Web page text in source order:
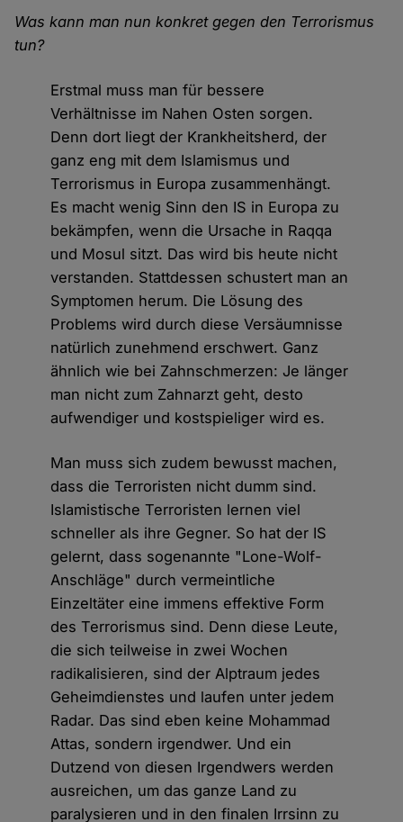
Was kann man nun konkret gegen den Terrorismus
tun?
Erstmal muss man für bessere
Verhältnisse im Nahen Osten sorgen.
Denn dort liegt der Krankheitsherd, der
ganz eng mit dem Islamismus und
Terrorismus in Europa zusammenhängt.
Es macht wenig Sinn den IS in Europa zu
bekämpfen, wenn die Ursache in Raqqa
und Mosul sitzt. Das wird bis heute nicht
verstanden. Stattdessen schustert man an
Symptomen herum. Die Lösung des
Problems wird durch diese Versäumnisse
natürlich zunehmend erschwert. Ganz
ähnlich wie bei Zahnschmerzen: Je länger
man nicht zum Zahnarzt geht, desto
aufwendiger und kostspieliger wird es.
Man muss sich zudem bewusst machen,
dass die Terroristen nicht dumm sind.
Islamistische Terroristen lernen viel
schneller als ihre Gegner. So hat der IS
gelernt, dass sogenannte "Lone-Wolf-
Anschläge" durch vermeintliche
Einzeltäter eine immens effektive Form
des Terrorismus sind. Denn diese Leute,
die sich teilweise in zwei Wochen
radikalisieren, sind der Alptraum jedes
Geheimdienstes und laufen unter jedem
Radar. Das sind eben keine Mohammad
Attas, sondern irgendwer. Und ein
Dutzend von diesen Irgendwers werden
ausreichen, um das ganze Land zu
paralysieren und in den finalen Irrsinn zu